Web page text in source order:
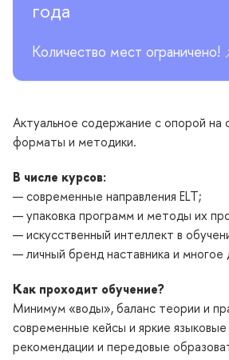
года
Количество мест ограничено!
Актуальное содержание с опорой на
форматы и методики.
В числе курсов:
— современные направления ELT;
— упаковка программ и методы их
— искусственный интеллект в
— личный бренд наставника и многое
Как проходит обучение?
Минимум «воды», баланс теории и
современные кейсы и яркие
рекомендации и передовые